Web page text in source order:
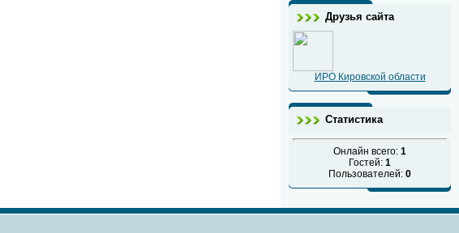
Друзья сайта
ИРО Кировской области
Статистика
Онлайн всего: 1
Гостей: 1
Пользователей: 0